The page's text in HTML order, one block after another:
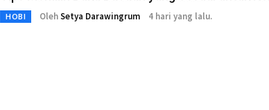
HOBI OlehSetya Darawingrum 4 hari yang lalu.